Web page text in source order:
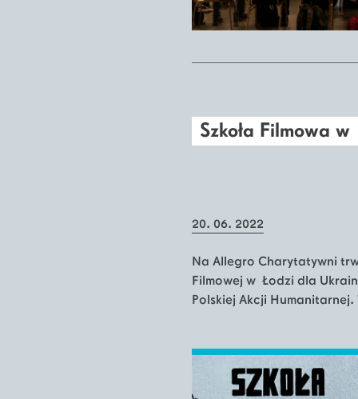
Szkoła Filmowa
20. 06. 2022
Na Allegro Charytatywni
Filmowej w Łodzi dla
Polskiej Akcji